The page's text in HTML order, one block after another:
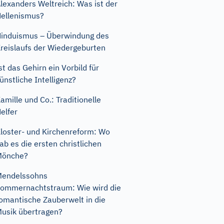
Weltreich: Was ist der
– Überwindung des
der Wiedergeburten
das Gehirn ein Vorbild für
Intelligenz?
und Co.: Traditionelle
und Kirchenreform: Wo
es die ersten christlichen
Wie wird die
Zauberwelt in die
übertragen?